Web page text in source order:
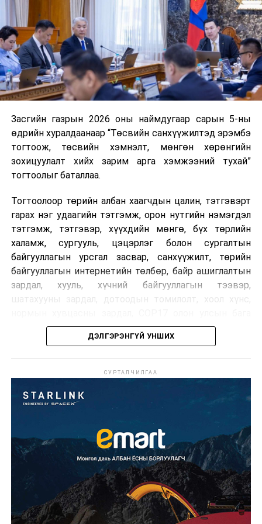
нэгжийг 375 мянга хүртэлх еврогоор торгох
боломжтой. Харин хэрэглэгч өөрөө зөвшөөрсөн,
эсвэл тухайн компанитай өмнө нь гэрээний
харилцаатай бөгөөд шинэ үйлчилгээ санал болгож
буй тохиолдолд хориг үйлчлэхгүй. Иргэд
зөвшөөрөлгүй дуудлагын талаар төрийн цахим
хуудсаар мэдээлэх боломжтой.
Шинэ хууль Францын зах зээлд үйлчилдэг гадаадын
дуудлагын төвүүдэд нөлөөлөхөөр байна. Тухайлбал,
Мароккогийн дуудлагын төвүүдийн орлогын 80 гаруй
хувь Францын зах зээлээс бүрддэг бөгөөд тус улсын
40–50 мянган ажлын байр эрсдэлд орж болзошгүйг
Засгийн газрын 2026 оны наймдугаар сарын 5-ны
өдрийн хуралдаанаар “Төсвийн санхүүжилтэд эрэмбэ
тогтоож, төсвийн хэмнэлт, мөнгөн хөрөнгийн
зохицуулалт хийх зарим арга хэмжээний тухай”
тогтоолыг баталлаа.
Тогтоолоор төрийн албан хаагчдын цалин, тэтгэвэрт
гарах нэг удаагийн тэтгэмж, орон нутгийн нэмэгдэл
тэтгэмж, тэтгэвэр, хүүхдийн мөнгө, бүх төрлийн
халамж, сургууль, цэцэрлэг болон сургалтын
байгууллагын урсгал засвар, санхүүжилт, төрийн
байгууллагын интернетийн төлбөр, байр ашиглалтын
зардал, хууль, хүчний байгууллагын тээвэр,
хурлын зардал, Засгийн газрын өр, орон нутгийн нөөц
хөрөнгийн санхүүжилтийг хэвийн үргэлжлүүлэхээр
шийдвэрлэжээ.
Харин дараах зардлыг хязгаарлахаар болсон байна.
Үүнд:
Олон улсын болон Засгийн газрын
шийдвэртэйгээс бусад хурал, зөвлөгөөн, ой,
тэмдэглэлт өдөр, найр наадам, соёлын арга
Урьдчилан төлөвлөсөн төрийн өндөр албан
тушаалтны томилолтоос бусад гадаад
томилолт, гадаадын зочин хүлээн авах зардал;
ДЭЛГЭРЭНГҮЙ УНШИХ
СУРТАЛЧИЛГАА